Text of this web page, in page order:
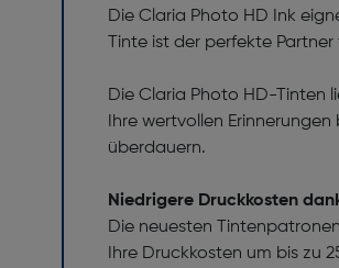
Die Claria Photo HD Ink
Tinte ist der perfekte
Die Claria Photo HD-Tinten
Ihre wertvollen
überdauern.
Niedrigere Druckkosten
Die neuesten
Ihre Druckkosten um bis zu